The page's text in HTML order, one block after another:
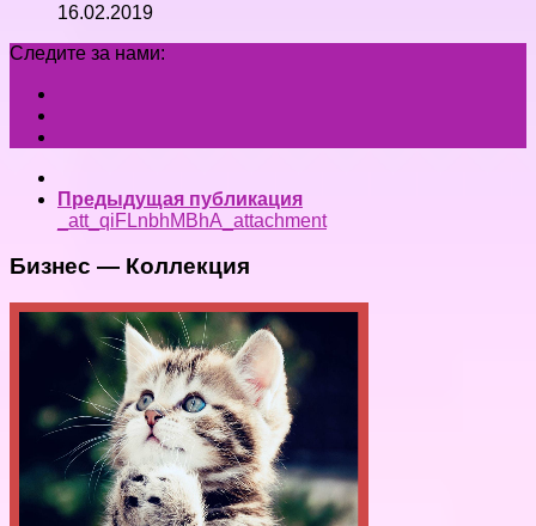
16.02.2019
Следите за нами:
Предыдущая публикация
_att_qiFLnbhMBhA_attachment
Бизнес — Коллекция